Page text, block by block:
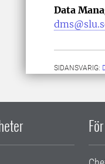
Data
SIDANSVARIG: